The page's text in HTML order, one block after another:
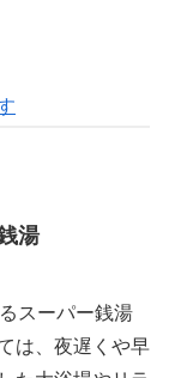
湯
スーパー銭湯
は、夜遅くや早